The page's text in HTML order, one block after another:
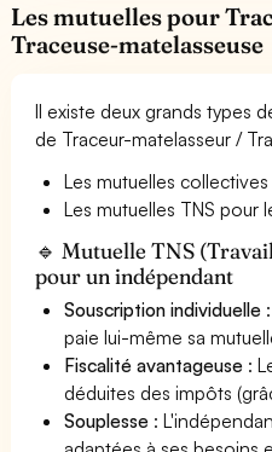
Les mutuelles pour
Traceuse-matelasseuse
Il existe deux grands types
de Traceur-matelasseur /
Les mutuelles collectives
Les mutuelles TNS pour
🔹 Mutuelle TNS
pour un indépendant
Souscription individuelle
paie lui-même sa
Fiscalité avantageuse :
déduites des impôts
Souplesse :